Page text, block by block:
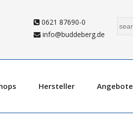
0621 87690-0
info@buddeberg.de
Hersteller Angebote